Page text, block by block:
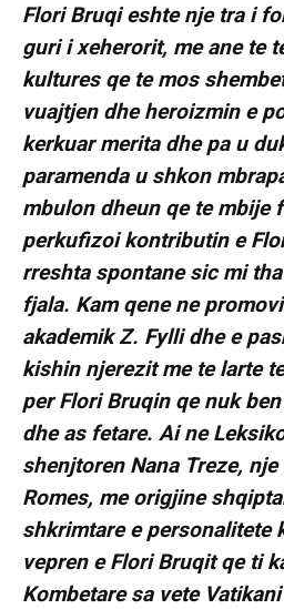
Flori Bruqi eshte nje tra i
guri i xeherorit, me ane te
kultures qe te mos
vuajtjen dhe heroizmin e
kerkuar merita dhe pa u
paramenda u shkon
mbulon dheun qe te mbije
perkufizoi kontributin e
rreshta spontane sic mi
fjala. Kam qene ne
akademik Z. Fylli dhe e
kishin njerezit me te larte
per Flori Bruqin qe nuk
dhe as fetare. Ai ne
shenjtoren Nana Treze, nje
Romes, me origjine
shkrimtare e personalitete
vepren e Flori Bruqit qe ti
Kombetare sa vete